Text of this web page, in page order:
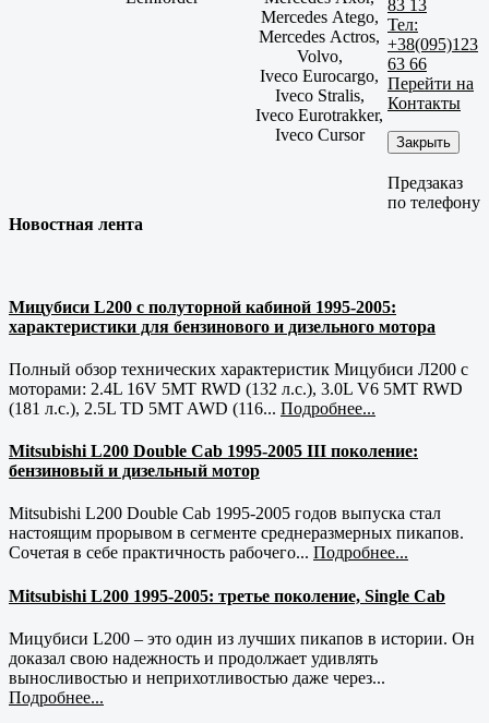
Mercedes Atego,
Mercedes Actros,
Volvo,
Iveco Eurocargo,
Iveco Stralis,
Iveco Eurotrakker,
Iveco Cursor
83 13
Тел:
+38(095)123
63 66
Перейти на
Контакты
Закрыть
Предзаказ
по телефону
Новостная лента
Мицубиси L200 с полуторной кабиной 1995-2005:
характеристики для бензинового и дизельного мотора
Полный обзор технических характеристик Мицубиси Л200 с
моторами: 2.4L 16V 5MT RWD (132 л.с.), 3.0L V6 5MT RWD
(181 л.с.), 2.5L TD 5MT AWD (116... Подробнее...
Mitsubishi L200 Double Cab 1995-2005 III поколение:
бензиновый и дизельный мотор
Mitsubishi L200 Double Cab 1995-2005 годов выпуска стал
настоящим прорывом в сегменте среднеразмерных пикапов.
Сочетая в себе практичность рабочего... Подробнее...
Mitsubishi L200 1995-2005: третье поколение, Single Cab
Мицубиси L200 – это один из лучших пикапов в истории. Он
доказал свою надежность и продолжает удивлять
выносливостью и неприхотливостью даже через...
Подробнее...